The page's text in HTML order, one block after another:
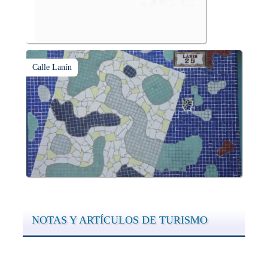
Calle Lanín
NOTAS Y ARTÍCULOS DE TURISMO